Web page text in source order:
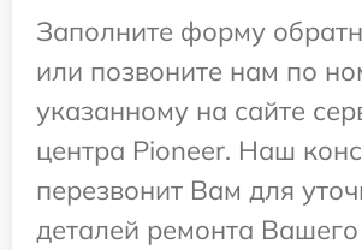
Заполните форму
или позвоните нам по
указанному на сайте
центра Pioneer. Наш
перезвонит Вам для
деталей ремонта Вашего